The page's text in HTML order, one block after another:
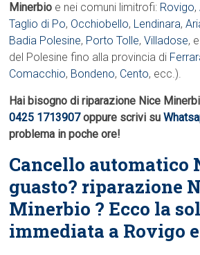
Minerbio e nei comuni limitrofi: Rovigo,
Taglio di Po, Occhiobello, Lendinara,
Badia Polesine, Porto Tolle,Villadose,
del Polesine fino alla provincia di
Comacchio, Bondeno, Cento, ecc.).
Hai bisogno di riparazione Nice
0425 1713907oppure scrivi su
problema in poche ore!
Cancello automatico
guasto? riparazione
Minerbio ? Ecco la
immediata a Rovigo